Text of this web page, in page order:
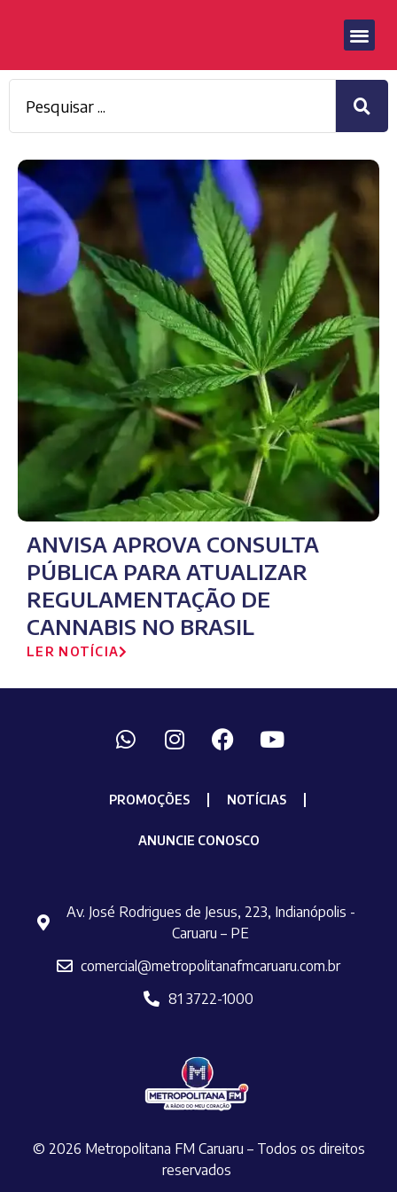
ANVISA APROVA CONSULTA
PÚBLICA PARA ATUALIZAR
REGULAMENTAÇÃO DE
CANNABIS NO BRASIL
LER NOTÍCIA
PROMOÇÕES NOTÍCIAS
ANUNCIE CONOSCO
Av. José Rodrigues de Jesus, 223, Indianópolis -
Caruaru – PE
comercial@metropolitanafmcaruaru.com.br
81 3722-1000
© 2026 Metropolitana FM Caruaru – Todos os direitos
reservados